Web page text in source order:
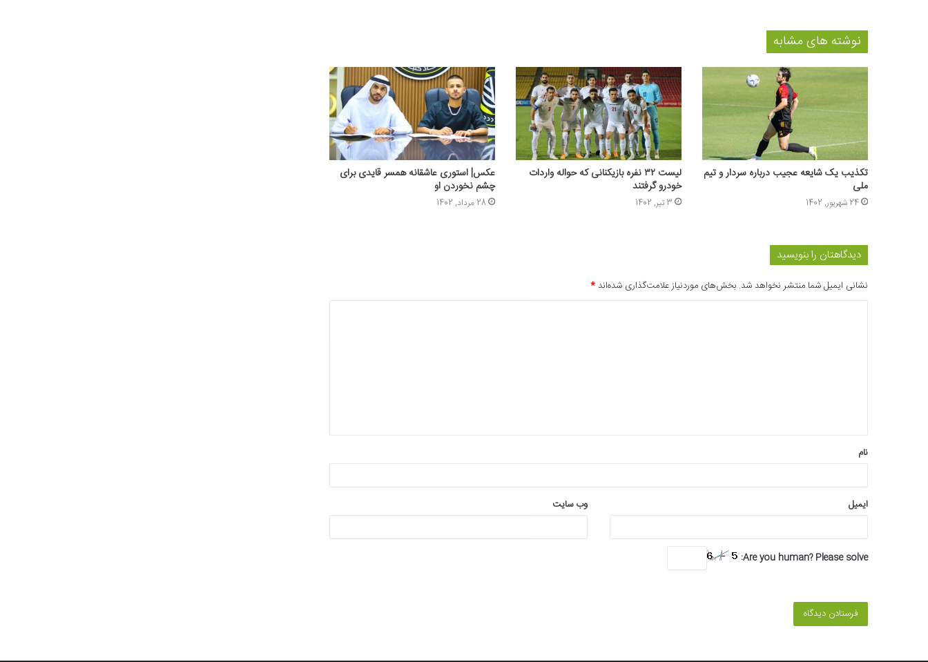
نوشته های مشابه
تکذیب یک شایعه عجیب درباره سردار و تیم
ملی
24 شهریور, 1402
لیست ۳۲ نفره بازیکنانی که حواله واردات
خودرو گرفتند
3 تیر, 1402
عکس‌| استوری عاشقانه همسر قایدی برای
چشم نخوردن او
28 مرداد, 1402
دیدگاهتان را بنویسید
نشانی ایمیل شما منتشر نخواهد شد. بخش‌های موردنیاز علامت‌گذاری شده‌اند*
*
نام
ایمیل وب‌ سایت
Are you human? Please solve: